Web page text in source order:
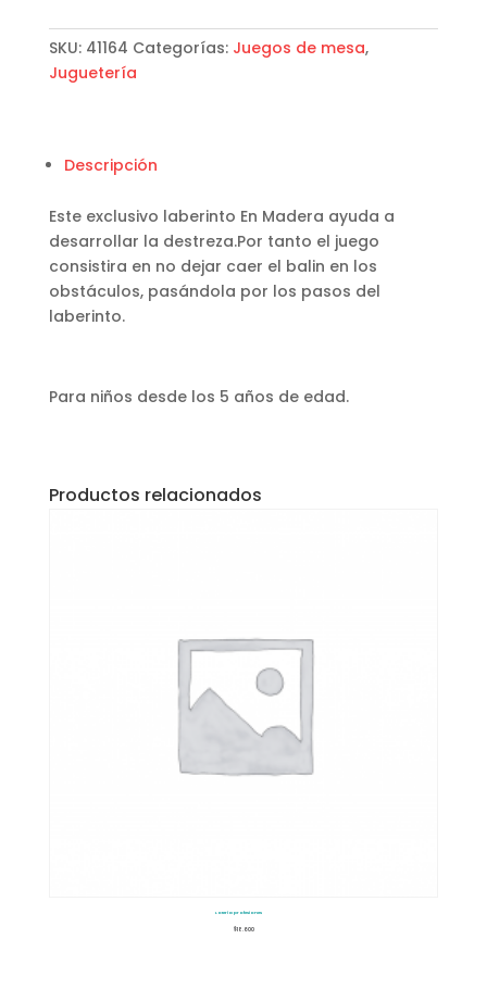
SKU: 41164 Categorías: Juegos de mesa,
Juguetería
Descripción
Este exclusivo laberinto En Madera ayuda a
desarrollar la destreza.Por tanto el juego
consistira en no dejar caer el balin en los
obstáculos, pasándola por los pasos del
laberinto.
Para niños desde los 5 años de edad.
Productos relacionados
Lotería profesiones
$18.600